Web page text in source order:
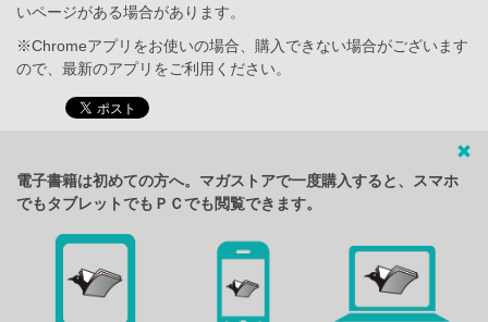
いページがある場合があります。
※Chromeアプリをお使いの場合、購入できない場合がございます
ので、最新のアプリをご利用ください。
電子書籍は初めての方へ。マガストアで一度購入すると、スマホ
でもタブレットでもＰＣでも閲覧できます。